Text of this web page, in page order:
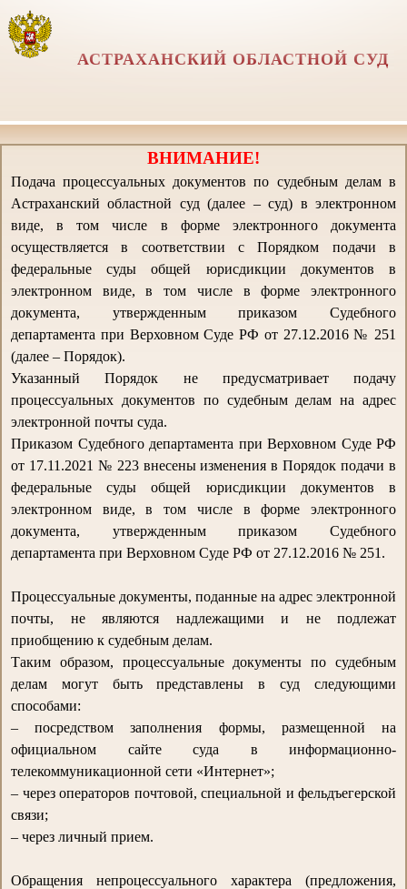
АСТРАХАНСКИЙ ОБЛАСТНОЙ СУД
ВНИМАНИЕ!
Подача процессуальных документов по судебным делам в
Астраханский областной суд (далее – суд) в электронном
виде, в том числе в форме электронного документа
осуществляется в соответствии с Порядком подачи в
федеральные суды общей юрисдикции документов в
электронном виде, в том числе в форме электронного
документа, утвержденным приказом Судебного
департамента при Верховном Суде РФ от 27.12.2016 № 251
(далее – Порядок).
Указанный Порядок не предусматривает подачу
процессуальных документов по судебным делам на адрес
электронной почты суда.
Приказом Судебного департамента при Верховном Суде РФ
от 17.11.2021 № 223 внесены изменения в Порядок подачи в
федеральные суды общей юрисдикции документов в
электронном виде, в том числе в форме электронного
документа, утвержденным приказом Судебного
департамента при Верховном Суде РФ от 27.12.2016 № 251.
Процессуальные документы, поданные на адрес электронной
почты, не являются надлежащими и не подлежат
приобщению к судебным делам.
Таким образом, процессуальные документы по судебным
делам могут быть представлены в суд следующими
способами:
– посредством заполнения формы, размещенной на
официальном сайте суда в информационно-
телекоммуникационной сети «Интернет»;
– через операторов почтовой, специальной и фельдъегерской
связи;
– через личный прием.
Обращения непроцессуального характера (предложения,